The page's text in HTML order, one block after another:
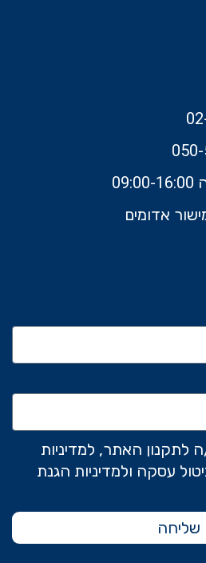
לתקנון האתר, למדיניות
עסקה ולמדיניות הגנת
שליחה